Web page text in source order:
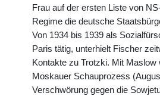
Frau auf der ersten Liste von
Regime die deutsche
Von 1934 bis 1939 als
Paris tätig, unterhielt Fischer
Kontakte zu Trotzki. Mit Maslow
Moskauer Schauprozess
Verschwörung gegen die